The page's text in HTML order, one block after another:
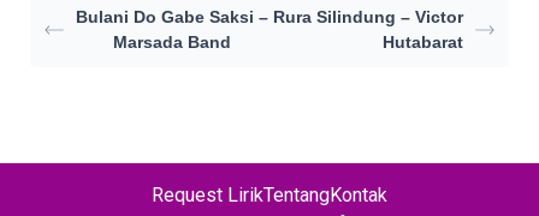
Bulani Do Gabe Saksi –
Marsada Band
Rura Silindung – Victor
Hutabarat
Request LirikTentangKontak